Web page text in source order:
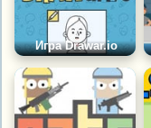
Игра Drawar.io